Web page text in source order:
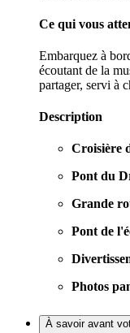
Ce qui vous
Embarquez à
écoutant de la
partager, servi à
Description
Croisière
Pont du
Grande
Pont de
Photos
À savoir avant